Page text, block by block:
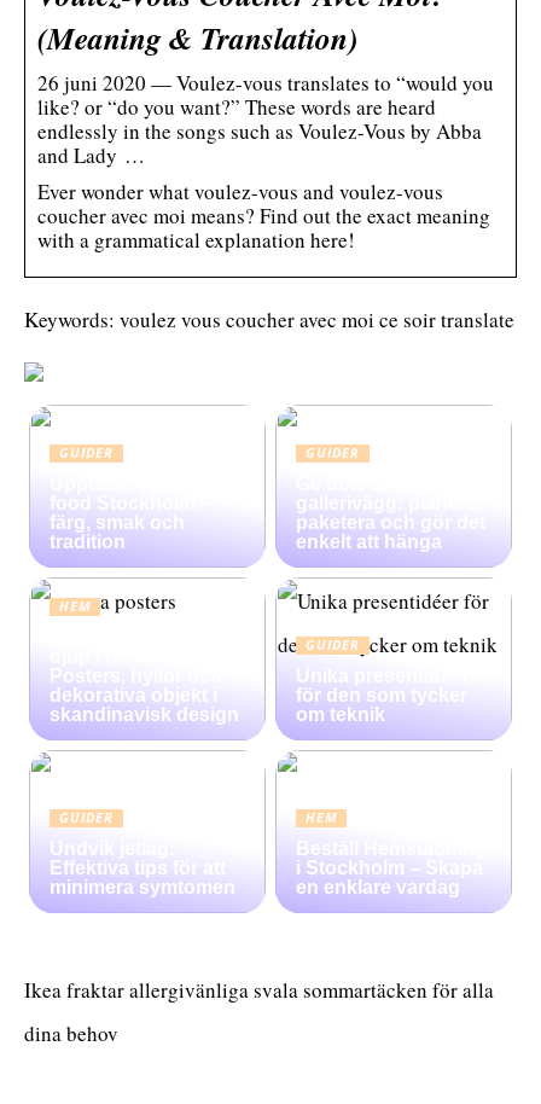
(Meaning & Translation)
26 juni 2020 — Voulez-vous translates to “would you
like? or “do you want?” These words are heard
endlessly in the songs such as Voulez-Vous by Abba
and Lady …
Ever wonder what voulez-vous and voulez-vous
coucher avec moi means? Find out the exact meaning
with a grammatical explanation here!
Keywords: voulez vous coucher avec moi ce soir translate
GUIDER
food Stockholm –
färg, smak och
tradition
GUIDER
gallerivägg: planera,
paketera och gör det
enkelt att hänga
HEM
Posters, hyllor och
dekorativa objekt i
skandinavisk design
GUIDER
Unika presentidéer
för den som tycker
om teknik
GUIDER
Undvik jetlag:
Effektiva tips för att
minimera symtomen
HEM
Beställ Hemstädning
i Stockholm – Skapa
en enklare vardag
Ikea fraktar allergivänliga svala sommartäcken för alla
dina behov